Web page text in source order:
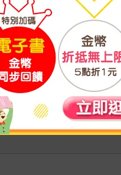
確定］即完成安裝。
線使用。